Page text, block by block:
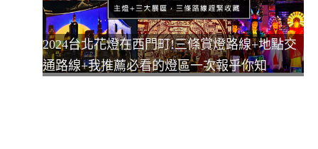
2024台北花燈在西門町!三條賞燈路線+地點交
通路線+我推薦必看的燈區一次報乎你知